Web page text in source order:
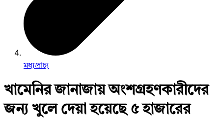
মধ্যপ্রাচ্য
খামেনির জানাজায় অংশগ্রহণকারীদের
জন্য খুলে দেয়া হয়েছে ৫ হাজারের